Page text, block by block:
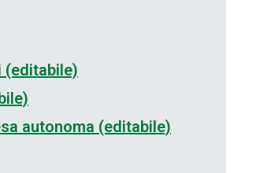
(editabile)
autonoma (editabile)